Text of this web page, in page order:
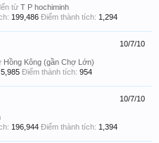
từ T P hochiminh
199,486 Điểm thành tích: 1,294
10/7/10
Hồng Kông (gần Chợ Lớn)
5,985 Điểm thành tích: 954
10/7/10
196,944 Điểm thành tích: 1,394